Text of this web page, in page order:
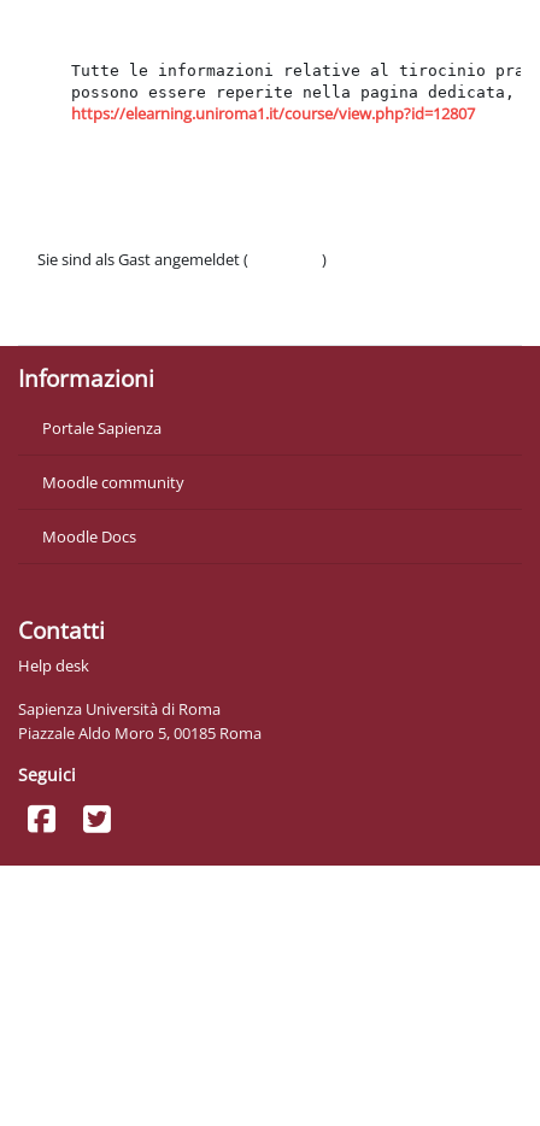
Abschnittsübersicht
Tutte le informazioni relative al tirocinio
possono essere reperite nella pagina dedicata,
https://elearning.uniroma1.it/course/view.php?id=12807
Sie sind als Gast angemeldet (
)
Informazioni
Portale Sapienza
Moodle community
Moodle Docs
Contatti
Help desk
Sapienza Università di Roma
Piazzale Aldo Moro 5, 00185 Roma
Seguici